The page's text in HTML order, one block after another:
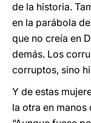
de la historia.
en la parábola
que no creía en
demás. Los
corruptos, sino
Y de estas
la otra en